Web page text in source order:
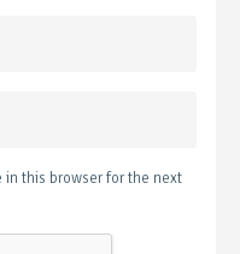
in this browser for the next